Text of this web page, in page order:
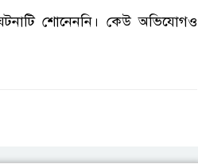
শোনেননি। কেউ অভিযোগও